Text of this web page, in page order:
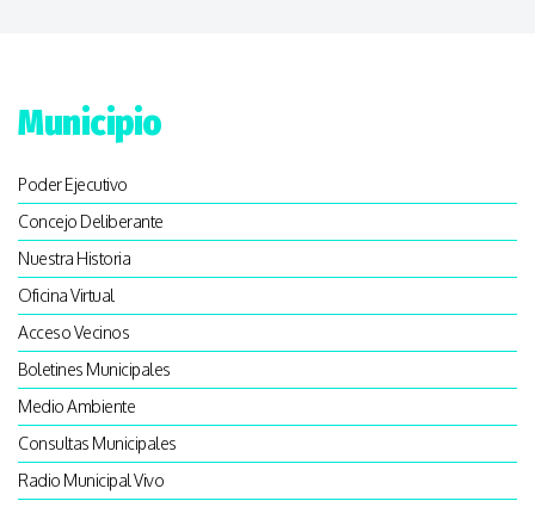
Municipio
Poder Ejecutivo
Concejo Deliberante
Nuestra Historia
Oficina Virtual
Acceso Vecinos
Boletines Municipales
Medio Ambiente
Consultas Municipales
Radio Municipal Vivo